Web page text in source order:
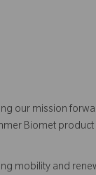
our mission
Biomet
mobility and